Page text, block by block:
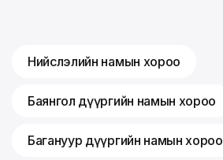
Нийслэлийн намын хороо
Баянгол дүүргийн намын хороо
Багануур дүүргийн намын хороо